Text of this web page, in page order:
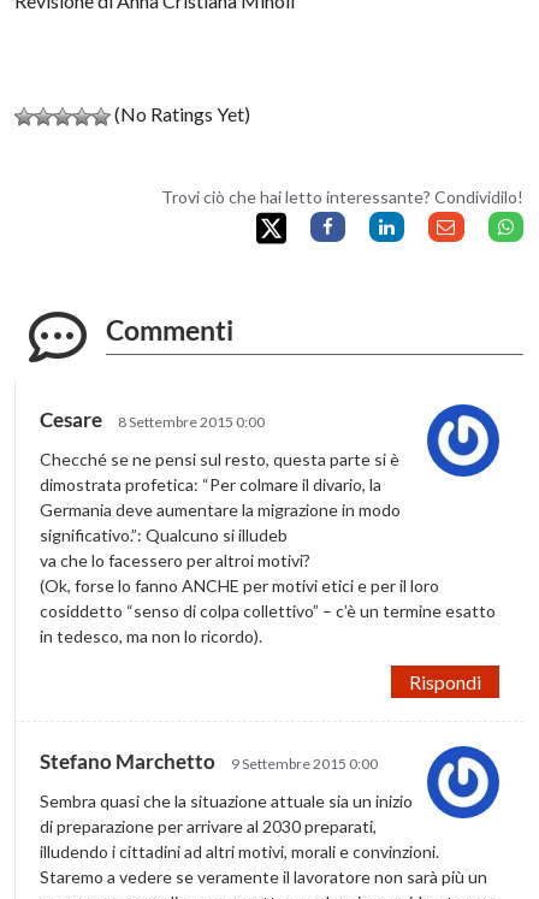
(No Ratings Yet)
Trovi ciò che hai letto interessante? Condividilo!
Commenti
Cesare 8 Settembre 2015 0:00
Checché se ne pensi sul resto, questa parte si è
dimostrata profetica: “Per colmare il divario, la
Germania deve aumentare la migrazione in modo
significativo.”: Qualcuno si illudeb
va che lo facessero per altroi motivi?
(Ok, forse lo fanno ANCHE per motivi etici e per il loro
cosiddetto “senso di colpa collettivo” – c’è un termine esatto
in tedesco, ma non lo ricordo).
Rispondi
Stefano Marchetto 9 Settembre 2015 0:00
Sembra quasi che la situazione attuale sia un inizio
di preparazione per arrivare al 2030 preparati,
illudendo i cittadini ad altri motivi, morali e convinzioni.
Staremo a vedere se veramente il lavoratore non sarà più un